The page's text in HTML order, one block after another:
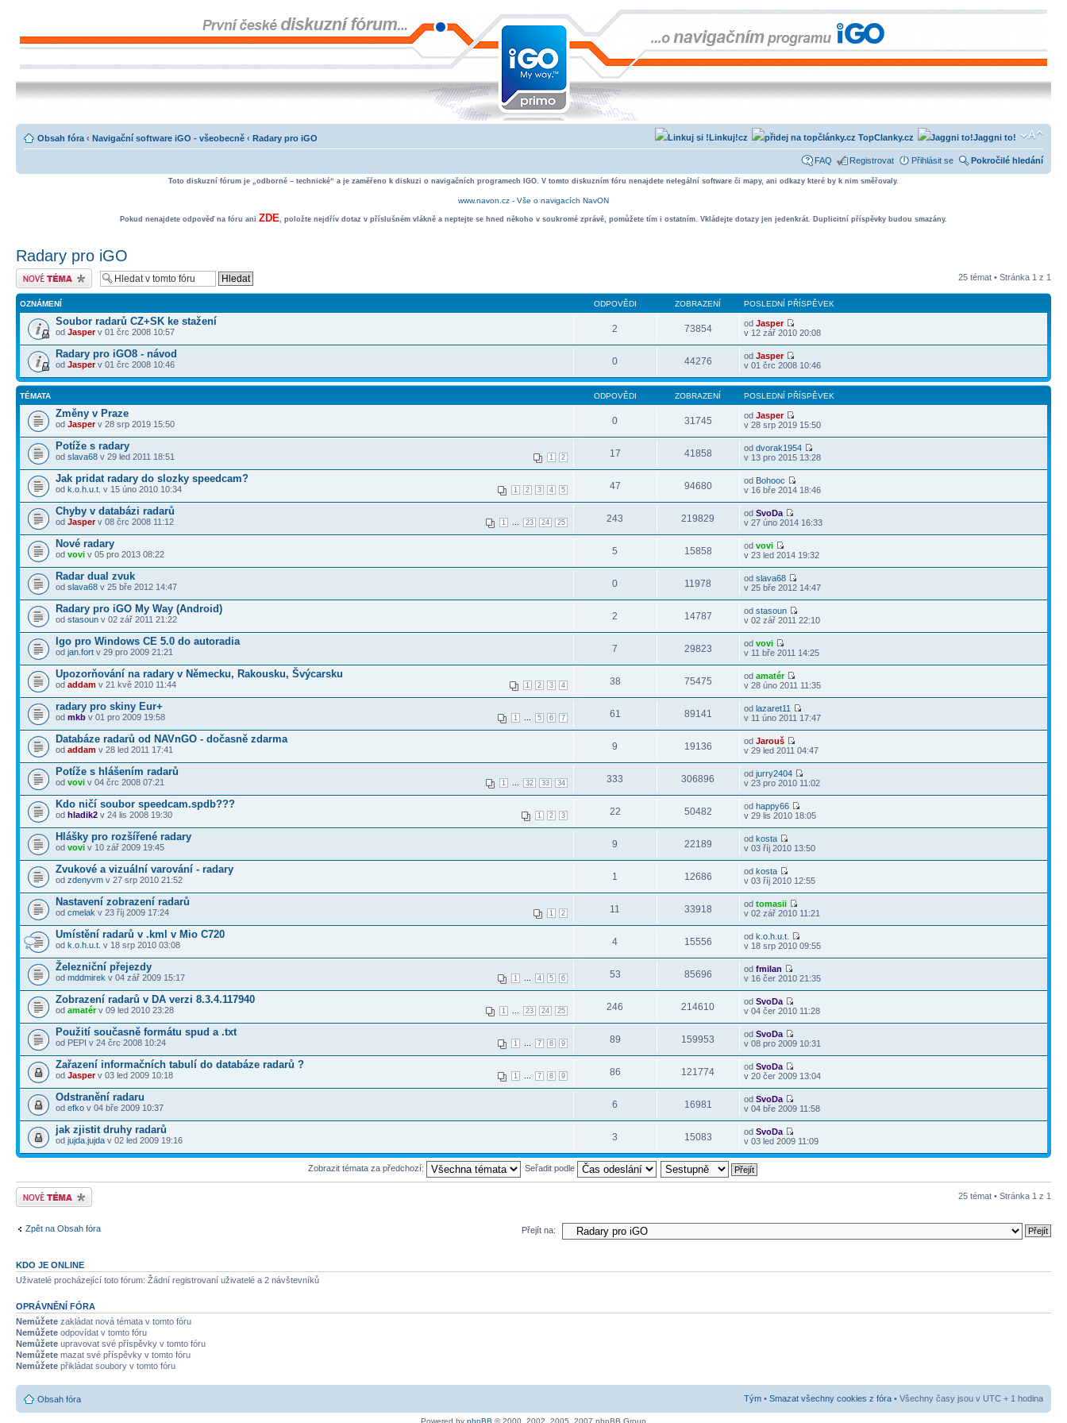
Obsah fóra ‹ Navigační software iGO - všeobecně ‹ Radary pro iGO Jaggni to!
TopClanky.cz
Linkuj!cz
FAQ Registrovat Přihlásit se Pokročilé hledání
Toto diskuzní fórum je „odborně – technické“ a je zaměřeno k diskuzi o navigačních programech IGO. V tomto diskuzním fóru nenajdete nelegální software či mapy, ani odkazy které by k nim směřovaly.
www.navon.cz - Vše o navigacích NavON
Pokud nenajdete odpověď na fóru ani ZDE, položte nejdřív dotaz v příslušném vlákně a neptejte se hned někoho v soukromé zprávě, pomůžete tím i ostatním. Vkládejte dotazy jen jedenkrát. Duplicitní příspěvky budou smazány.
Radary pro iGO
Odeslat nové téma 25 témat • Stránka 1 z 1
OZNÁMENÍ ODPOVĚDI ZOBRAZENÍ POSLEDNÍ PŘÍSPĚVEK
Soubor radarů CZ+SK ke stažení
od Jasperv 01 črc 2008 10:57 2 73854 odJasper
v 12 zář 2010 20:08
Radary pro iGO8 - návod
od Jasperv 01 črc 2008 10:46 0 44276 odJasper
v 01 črc 2008 10:46
TÉMATA ODPOVĚDI ZOBRAZENÍ POSLEDNÍ PŘÍSPĚVEK
Změny v Praze
od Jasperv 28 srp 2019 15:50 0 31745 odJasper
v 28 srp 2019 15:50
Potíže s radary
1 2
od slava68 v 29 led 2011 18:51 17 41858 oddvorak1954
v 13 pro 2015 13:28
Jak pridat radary do slozky speedcam?
1 2 3 4 5
od k.o.h.u.t. v 15 úno 2010 10:34 47 94680 od Bohooc
v 16 bře 2014 18:46
Chyby v databázi radarů
1 23 24 25
od Jasperv 08 črc 2008 11:12 243 219829 odSvoDa
v 27 úno 2014 16:33
Nové radary
od vovi v 05 pro 2013 08:22 5 15858 odvovi
v 23 led 2014 19:32
Radar dual zvuk
od slava68 v 25 bře 2012 14:47 0 11978 odslava68
v 25 bře 2012 14:47
Radary pro iGO My Way (Android)
od stasoun v 02 zář 2011 21:22 2 14787 odstasoun
v 02 zář 2011 22:10
Igo pro Windows CE 5.0 do autoradia
od jan.fort v 29 pro 2009 21:21 7 29823 odvovi
v 11 bře 2011 14:25
Upozorňování na radary v Německu, Rakousku, Švýcarsku
1 2 3 4
od addam v 21 kvě 2010 11:44 38 75475 odamatér
v 28 úno 2011 11:35
radary pro skiny Eur+
1 5 6 7
od mkb v 01 pro 2009 19:58 61 89141 odlazaret11
v 11 úno 2011 17:47
Databáze radarů od NAVnGO - dočasně zdarma
od addam v 28 led 2011 17:41 9 19136 odJarouš
v 29 led 2011 04:47
Potíže s hlášením radarů
1 32 33 34
od vovi v 04 črc 2008 07:21 333 306896 odjurry2404
v 23 pro 2010 11:02
Kdo ničí soubor speedcam.spdb???
1 2 3
od hladik2 v 24 lis 2008 19:30 22 50482 odhappy66
v 29 lis 2010 18:05
Hlášky pro rozšířené radary
od vovi v 10 zář 2009 19:45 9 22189 odkosta
v 03 říj 2010 13:50
Zvukové a vizuální varování - radary
od zdenyvm v 27 srp 2010 21:52 1 12686 odkosta
v 03 říj 2010 12:55
Nastavení zobrazení radarů
1 2
od cmelak v 23 říj 2009 17:24 11 33918 odtomasii
v 02 zář 2010 11:21
Umístění radarů v .kml v Mio C720
od k.o.h.u.t. v 18 srp 2010 03:08 4 15556 odk.o.h.u.t.
v 18 srp 2010 09:55
Železniční přejezdy
1 4 5 6
od mddmirek v 04 zář 2009 15:17 53 85696 odfmilan
v 16 čer 2010 21:35
Zobrazení radarů v DA verzi 8.3.4.117940
1 23 24 25
od amatérv 09 led 2010 23:28 246 214610 odSvoDa
v 04 čer 2010 11:28
Použití současně formátu spud a .txt
1 7 8 9
od PEPI v 24 črc 2008 10:24 89 159953 odSvoDa
v 08 pro 2009 10:31
Zařazení informačních tabulí do databáze radarů ?
1 7 8 9
od Jasperv 03 led 2009 10:18 86 121774 odSvoDa
v 20 čer 2009 13:04
Odstranění radaru
od efko v 04 bře 2009 10:37 6 16981 odSvoDa
v 04 bře 2009 11:58
jak zjistit druhy radarů
od jujda.jujda v 02 led 2009 19:16 3 15083 odSvoDa
v 03 led 2009 11:09
Zobrazit témata za předchozí: Seřadit podle
Odeslat nové téma 25 témat • Stránka 1 z 1
Zpět na Obsah fóra Přejít na:
KDO JE ONLINE
Uživatelé procházející toto fórum: Žádní registrovaní uživatelé a 2 návštevníků
OPRÁVNĚNÍ FÓRA
Nemůžete zakládat nová témata v tomto fóru
Nemůžete odpovídat v tomto fóru
Nemůžete upravovat své příspěvky v tomto fóru
Nemůžete mazat své příspěvky v tomto fóru
Nemůžete přikládat soubory v tomto fóru
Obsah fóra Tým • Smazat všechny cookies z fóra • Všechny časy jsou v UTC + 1 hodina
Powered by phpBB © 2000, 2002, 2005, 2007 phpBB Group